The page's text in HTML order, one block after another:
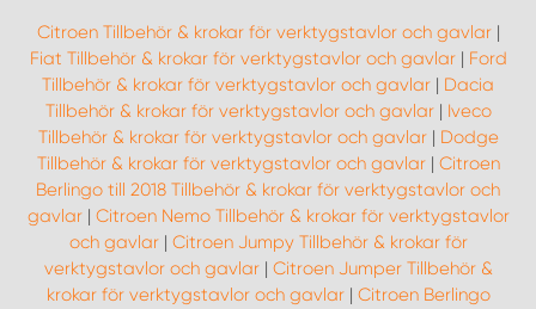
Citroen Tillbehör & krokar för verktygstavlor och gavlar|
Fiat Tillbehör & krokar för verktygstavlor och gavlar| Ford
Tillbehör & krokar för verktygstavlor och gavlar | Dacia
Tillbehör & krokar för verktygstavlor och gavlar| Iveco
Tillbehör & krokar för verktygstavlor och gavlar| Dodge
Tillbehör & krokar för verktygstavlor och gavlar| Citroen
Berlingo till 2018 Tillbehör & krokar för verktygstavlor och
gavlar| Citroen Nemo Tillbehör & krokar för verktygstavlor
och gavlar| Citroen Jumpy Tillbehör & krokar för
verktygstavlor och gavlar| Citroen Jumper Tillbehör &
krokar för verktygstavlor och gavlar| Citroen Berlingo